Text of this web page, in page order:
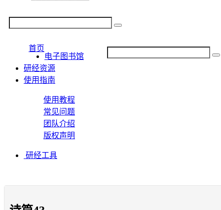
首页
电子图书馆
研经资源
使用指南
使用教程
常见问题
团队介绍
版权声明
研经工具